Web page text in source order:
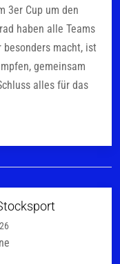
3er Cup um den
haben alle Teams
besonders macht, ist
gemeinsam
alles für das